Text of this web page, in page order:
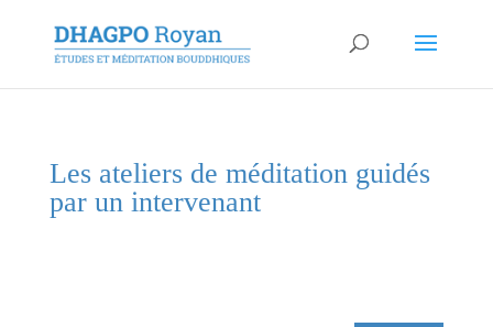
Les ateliers de méditation guidés
par un intervenant